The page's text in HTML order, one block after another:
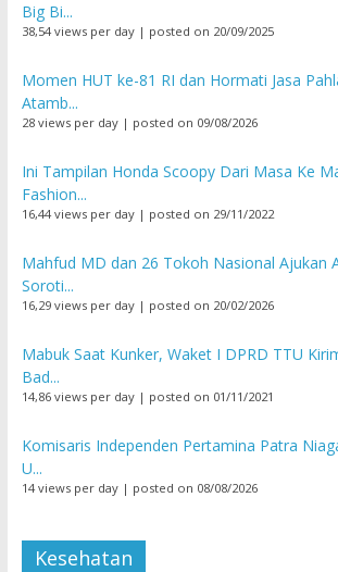
Big Bi...
38,54 views per day| posted on 20/09/2025
Momen HUT ke-81 RI dan Hormati Jasa
Atamb...
28 views per day| posted on 09/08/2026
Ini Tampilan Honda Scoopy Dari Masa Ke
Fashion...
16,44 views per day| posted on 29/11/2022
Mahfud MD dan 26 Tokoh Nasional Ajukan
Soroti...
16,29 views per day| posted on 20/02/2026
Mabuk Saat Kunker, Waket I DPRD TTU
Bad...
14,86 views per day| posted on 01/11/2021
Komisaris Independen Pertamina Patra
U...
14 views per day| posted on 08/08/2026
Kesehatan